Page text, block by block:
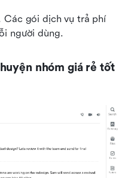
Các gói dịch vụ trả phí
người dùng.
nhóm giá rẻ tốt